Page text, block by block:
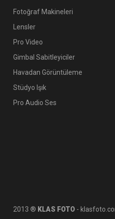
Fotoğraf Makineleri
Lensler
Pro Video
Gimbal Sabitleyiciler
Havadan Görüntüleme
Stüdyo Işık
Pro Audio Ses
2013 ® KLAS FOTO -